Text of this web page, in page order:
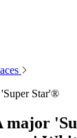
Star'®
major